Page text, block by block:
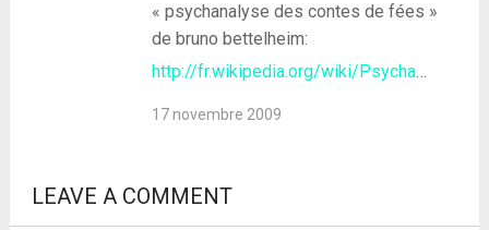
« psychanalyse des contes de fées »
de bruno bettelheim:
http://fr.wikipedia.org/wiki/Psycha…
17 novembre 2009
LEAVE A COMMENT